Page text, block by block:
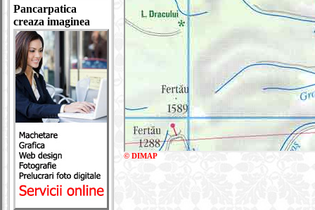
Pancarpatica
creaza imaginea
© DIMAP